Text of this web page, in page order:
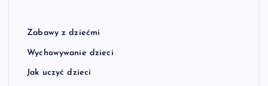
Zabawy z dziećmi
Wychowywanie dzieci
Jak uczyć dzieci